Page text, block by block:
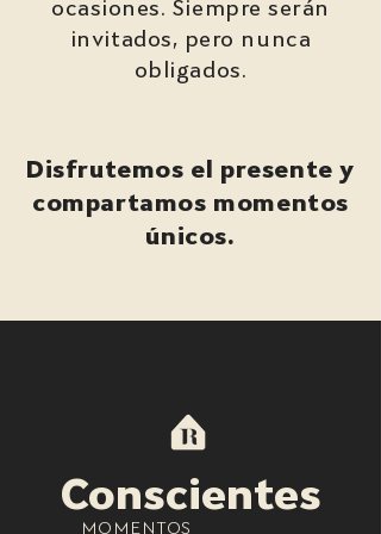
ocasiones. Siempre serán
invitados, pero nunca
obligados.
Disfrutemos el presente y
compartamos momentos
únicos.
Conscientes
MOMENTOS